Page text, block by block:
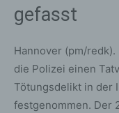
gefasst
Hannover (pm/
die Polizei einen
Tötungsdelikt in der
festgenommen. Der